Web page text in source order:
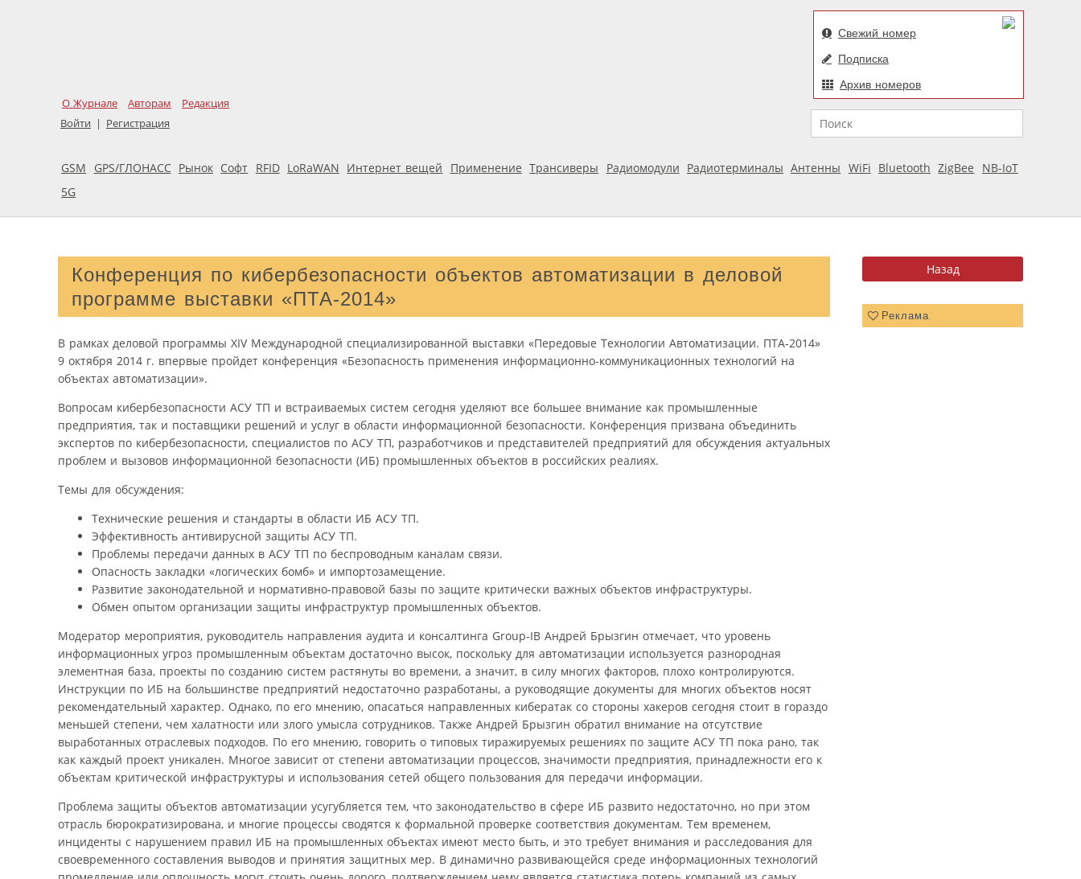
О Журнале Авторам
Редакция
Войти | Регистрация
Свежий номер
Подписка
Архив номеров
Поиск
GSM GPS/ГЛОНАСС Рынок Софт RFID LoRaWAN Интернет вещей Применение Трансиверы Радиомодули Радиотерминалы Антенны WiFi Bluetooth ZigBee
NB-IoT
5G
Реклама
Конференция по кибербезопасности объектов автоматизации в деловой
программе выставки «ПТА-2014»
В рамках деловой программы XIV Международной специализированной выставки «Передовые Технологии Автоматизации. ПТА-2014»
9 октября 2014 г. впервые пройдет конференция «Безопасность применения информационно-коммуникационных технологий на
объектах автоматизации».
Вопросам кибербезопасности АСУ ТП и встраиваемых систем сегодня уделяют все большее внимание как промышленные
предприятия, так и поставщики решений и услуг в области информационной безопасности. Конференция призвана объединить
экспертов по кибербезопасности, специалистов по АСУ ТП, разработчиков и представителей предприятий для обсуждения актуальных
проблем и вызовов информационной безопасности (ИБ) промышленных объектов в российских реалиях.
Темы для обсуждения:
Технические решения и стандарты в области ИБ АСУ ТП.
Эффективность антивирусной защиты АСУ ТП.
Проблемы передачи данных в АСУ ТП по беспроводным каналам связи.
Опасность закладки «логических бомб» и импортозамещение.
Развитие законодательной и нормативно-правовой базы по защите критически важных объектов инфраструктуры.
Обмен опытом организации защиты инфраструктур промышленных объектов.
Модератор мероприятия, руководитель направления аудита и консалтинга Group-IB Андрей Брызгин отмечает, что уровень
информационных угроз промышленным объектам достаточно высок, поскольку для автоматизации используется разнородная
элементная база, проекты по созданию систем растянуты во времени, а значит, в силу многих факторов, плохо контролируются.
Инструкции по ИБ на большинстве предприятий недостаточно разработаны, а руководящие документы для многих объектов носят
рекомендательный характер. Однако, по его мнению, опасаться направленных кибератак со стороны хакеров сегодня стоит в гораздо
меньшей степени, чем халатности или злого умысла сотрудников. Также Андрей Брызгин обратил внимание на отсутствие
выработанных отраслевых подходов. По его мнению, говорить о типовых тиражируемых решениях по защите АСУ ТП пока рано, так
как каждый проект уникален. Многое зависит от степени автоматизации процессов, значимости предприятия, принадлежности его к
объектам критической инфраструктуры и использования сетей общего пользования для передачи информации.
Проблема защиты объектов автоматизации усугубляется тем, что законодательство в сфере ИБ развито недостаточно, но при этом
отрасль бюрократизирована, и многие процессы сводятся к формальной проверке соответствия документам. Тем временем,
инциденты с нарушением правил ИБ на промышленных объектах имеют место быть, и это требует внимания и расследования для
своевременного составления выводов и принятия защитных мер. В динамично развивающейся среде информационных технологий